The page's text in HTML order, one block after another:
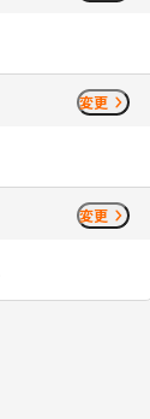
変更
変更